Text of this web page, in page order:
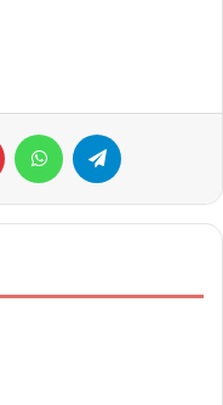
Pinterest WhatsApp